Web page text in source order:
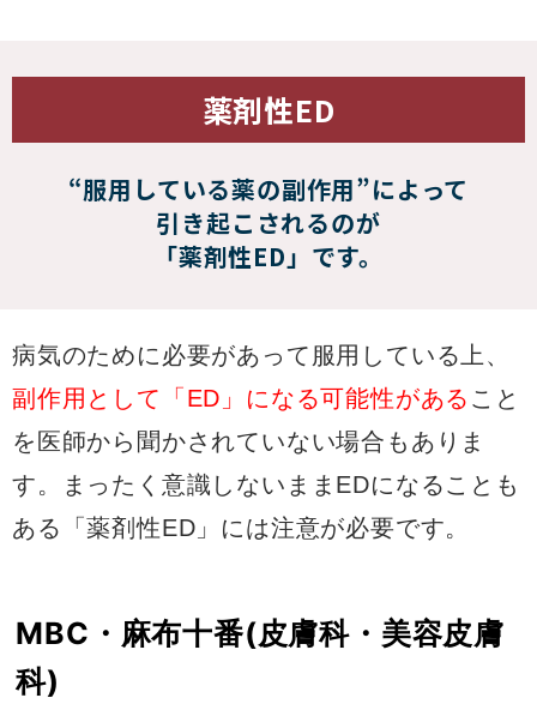
薬剤性ED
“服用している薬の副作用”によって
引き起こされるのが
「薬剤性ED」です。
病気のために必要があって服用している上、
副作用として「ED」になる可能性がある こと
を医師から聞かされていない場合もありま
す。まったく意識しないままEDになることも
ある「薬剤性ED」には注意が必要です。
MBC・麻布十番(皮膚科・美容皮膚
科)